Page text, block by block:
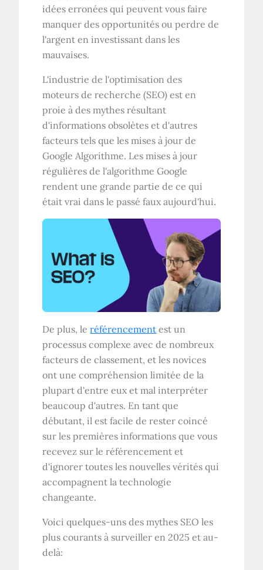
idées erronées qui peuvent vous faire
manquer des opportunités ou perdre de
l'argent en investissant dans les
mauvaises.
L'industrie de l'optimisation des
moteurs de recherche (SEO) est en
proie à des mythes résultant
d'informations obsolètes et d'autres
facteurs tels que les mises à jour de
Google Algorithme. Les mises à jour
régulières de l'algorithme Google
rendent une grande partie de ce qui
était vrai dans le passé faux aujourd'hui.
De plus, leréférencement est un
processus complexe avec de nombreux
facteurs de classement, et les novices
ont une compréhension limitée de la
plupart d'entre eux et mal interpréter
beaucoup d'autres. En tant que
débutant, il est facile de rester coincé
sur les premières informations que vous
recevez sur le référencement et
d'ignorer toutes les nouvelles vérités qui
accompagnent la technologie
changeante.
Voici quelques-uns des mythes SEO les
plus courants à surveiller en 2025 et au-
delà: